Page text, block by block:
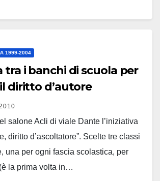
1999-2004
tra i banchi di scuola per
diritto d’autore
salone Acli di viale Dante l’iniziativa
diritto d’ascoltatore”. Scelte tre classi
una per ogni fascia scolastica, per
la prima volta in…